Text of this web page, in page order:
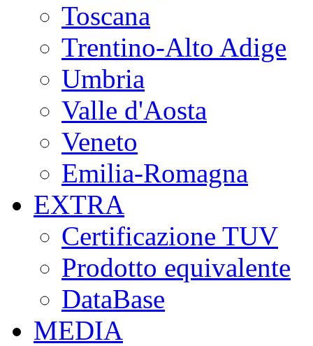
Toscana
Trentino-Alto Adige
Umbria
Valle d'Aosta
Veneto
Emilia-Romagna
EXTRA
Certificazione TUV
Prodotto equivalente
DataBase
MEDIA